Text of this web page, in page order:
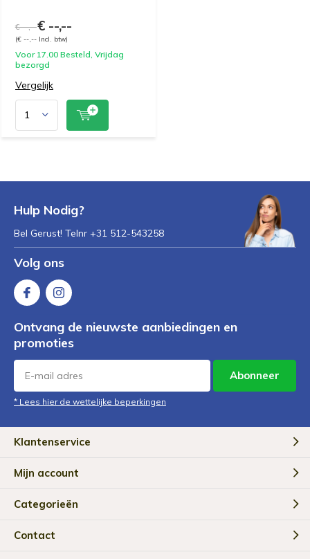
€ --,--€ --,--
(€ --,-- Incl. btw)
Voor 17.00 Besteld, Vrijdag
bezorgd
Vergelijk
Hulp Nodig?
Bel Gerust! Telnr +31 512-543258
Volg ons
Ontvang de nieuwste aanbiedingen en
promoties
Abonneer
* Lees hier de wettelijke beperkingen
Klantenservice
Mijn account
Categorieën
Contact